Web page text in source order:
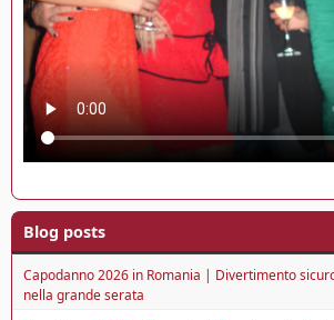
Blog posts
Capodanno 2026 in Romania | Divertimento
nella grande serata